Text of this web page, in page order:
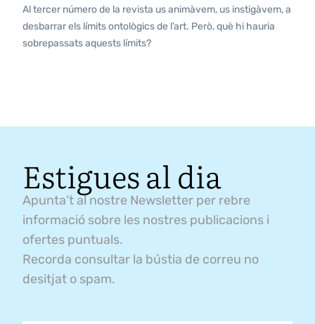
Al tercer número de la revista us animàvem, us instigàvem, a
desbarrar els límits ontològics de l’art. Però, què hi hauria
sobrepassats aquests límits?
Estigues al dia
Apunta’t al nostre Newsletter per rebre
informació sobre les nostres publicacions i
ofertes puntuals.
Recorda consultar la bústia de correu no
desitjat o spam.